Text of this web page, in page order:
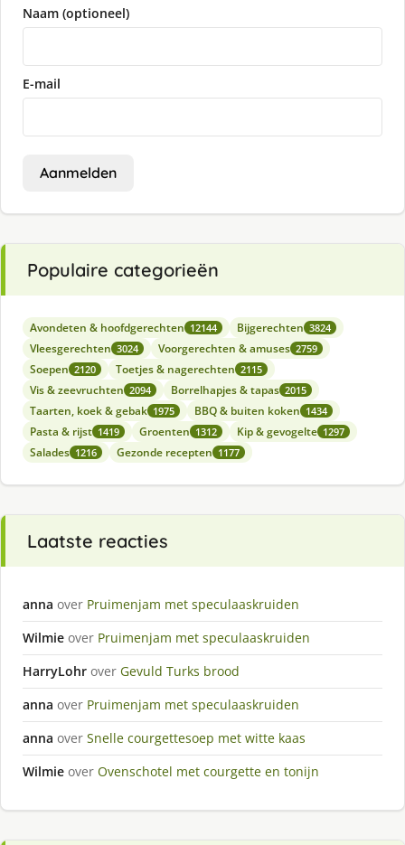
Naam (optioneel)
E-mail
Aanmelden
Populaire categorieën
Avondeten & hoofdgerechten 12144 Bijgerechten 3824
Vleesgerechten 3024 Voorgerechten & amuses 2759
Soepen 2120 Toetjes & nagerechten 2115
Vis & zeevruchten 2094 Borrelhapjes & tapas 2015
Taarten, koek & gebak 1975 BBQ & buiten koken 1434
Pasta & rijst 1419 Groenten 1312 Kip & gevogelte 1297
Salades 1216 Gezonde recepten 1177
Laatste reacties
anna over Pruimenjam met speculaaskruiden
Wilmie over Pruimenjam met speculaaskruiden
HarryLohr over Gevuld Turks brood
anna over Pruimenjam met speculaaskruiden
anna over Snelle courgettesoep met witte kaas
Wilmie over Ovenschotel met courgette en tonijn